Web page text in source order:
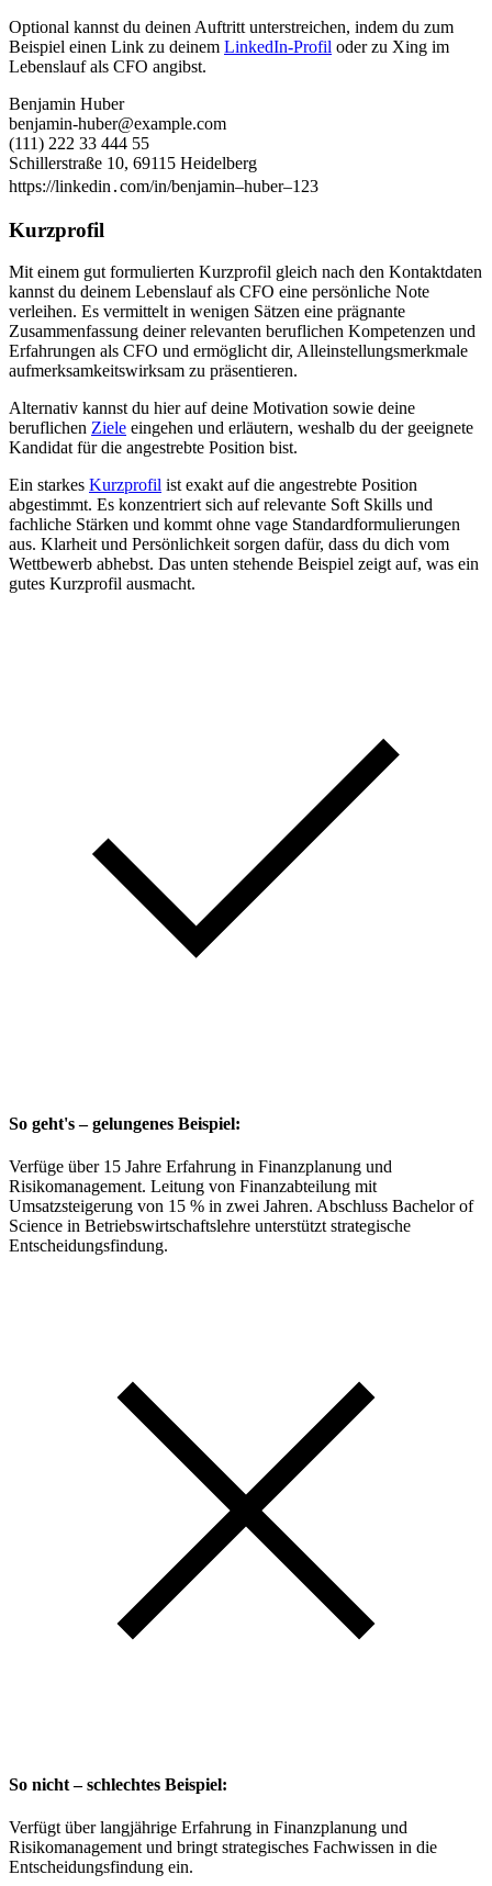
Optional kannst du deinen Auftritt unterstreichen, indem du zum
Beispiel einen Link zu deinem LinkedIn-Profil oder zu Xing im
Lebenslauf als CFO angibst.
Benjamin Huber
benjamin-huber@example.com
(111) 222 33 444 55
Schillerstraße 10, 69115 Heidelberg
https://linkedin․com/in/benjamin–huber–123
Kurzprofil
Mit einem gut formulierten Kurzprofil gleich nach den Kontaktdaten
kannst du deinem Lebenslauf als CFO eine persönliche Note
verleihen. Es vermittelt in wenigen Sätzen eine prägnante
Zusammenfassung deiner relevanten beruflichen Kompetenzen und
Erfahrungen als CFO und ermöglicht dir, Alleinstellungsmerkmale
aufmerksamkeitswirksam zu präsentieren.
Alternativ kannst du hier auf deine Motivation sowie deine
beruflichen Ziele eingehen und erläutern, weshalb du der geeignete
Kandidat für die angestrebte Position bist.
Ein starkes Kurzprofil ist exakt auf die angestrebte Position
abgestimmt. Es konzentriert sich auf relevante Soft Skills und
fachliche Stärken und kommt ohne vage Standardformulierungen
aus. Klarheit und Persönlichkeit sorgen dafür, dass du dich vom
Wettbewerb abhebst. Das unten stehende Beispiel zeigt auf, was ein
gutes Kurzprofil ausmacht.
So geht's – gelungenes Beispiel:
Verfüge über 15 Jahre Erfahrung in Finanzplanung und
Risikomanagement. Leitung von Finanzabteilung mit
Umsatzsteigerung von 15 % in zwei Jahren. Abschluss Bachelor of
Science in Betriebswirtschaftslehre unterstützt strategische
Entscheidungsfindung.
So nicht – schlechtes Beispiel:
Verfügt über langjährige Erfahrung in Finanzplanung und
Risikomanagement und bringt strategisches Fachwissen in die
Entscheidungsfindung ein.